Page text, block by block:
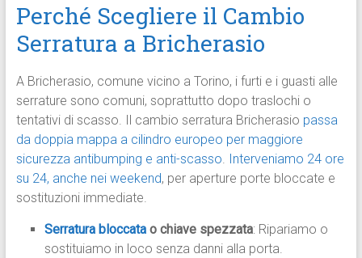
Perché Scegliere il Cambio
Serratura a Bricherasio
A Bricherasio, comune vicino a Torino, i furti e i guasti alle
serrature sono comuni, soprattutto dopo traslochi o
tentativi di scasso. Il cambio serratura Bricherasio passa
da doppia mappa a cilindro europeo per maggiore
sicurezza antibumping e anti-scasso. Interveniamo 24 ore
su 24, anche nei weekend, per aperture porte bloccate e
sostituzioni immediate.
Serratura bloccatao chiave spezzata: Ripariamo o
sostituiamo in loco senza danni alla porta.